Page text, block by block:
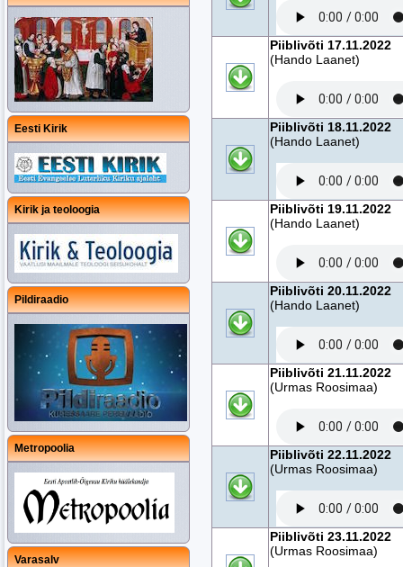
Eesti Kirik
Kirik ja teoloogia
Pildiraadio
Metropoolia
Varasalv
Piiblivõti 17.11.2022
(Hando Laanet)
Piiblivõti 18.11.2022
(Hando Laanet)
Piiblivõti 19.11.2022
(Hando Laanet)
Piiblivõti 20.11.2022
(Hando Laanet)
Piiblivõti 21.11.2022
(Urmas Roosimaa)
Piiblivõti 22.11.2022
(Urmas Roosimaa)
Piiblivõti 23.11.2022
(Urmas Roosimaa)